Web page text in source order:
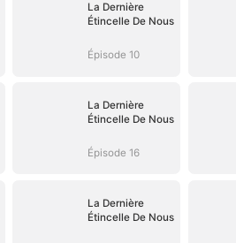
La Dernière
Étincelle De Nous
Épisode 10
La Dernière
Étincelle De Nous
Épisode 16
La Dernière
Étincelle De Nous